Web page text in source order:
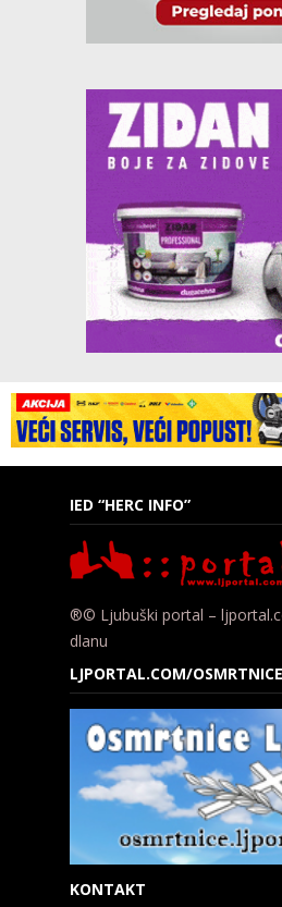
IED “HERC INFO”
®© Ljubuški portal –
dlanu
LJPORTAL.COM/OSMRTNICE
KONTAKT